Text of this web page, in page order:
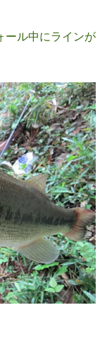
ール中にラインが